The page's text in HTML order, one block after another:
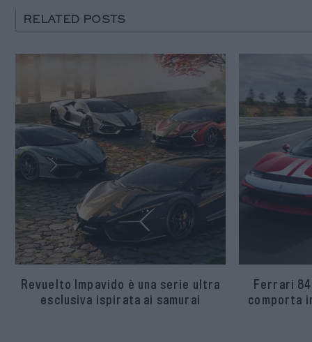
RELATED POSTS
Revuelto Impavido è una serie ultra
esclusiva ispirata ai samurai
Ferrari
comporta